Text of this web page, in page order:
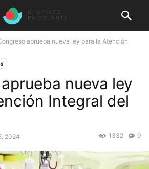
aprueba nueva ley para la Atención
nueva ley
Integral del
2024 0
1332